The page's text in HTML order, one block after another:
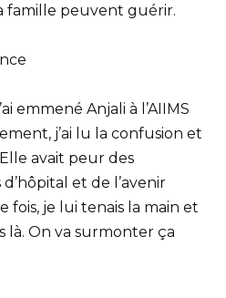
famille peuvent guérir.
emmené Anjali à l’AIIMS
j’ai lu la confusion et
avait peur des
et de l’avenir
fois, je lui tenais la main et
là. On va surmonter ça